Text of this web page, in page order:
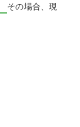
その場合、現